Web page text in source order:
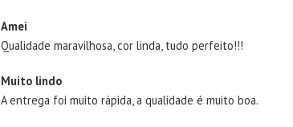
Amei
Qualidade maravilhosa, cor linda, tudo perfeito!!!
Muito lindo
A entrega foi muito rápida, a qualidade é muito boa.